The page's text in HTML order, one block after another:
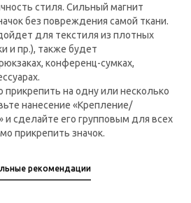
стиля. Сильный магнит
без повреждения самой ткани.
для текстиля из плотных
и пр.), также будет
конференц-сумках,
прикрепить на одну или несколько
нанесение «Крепление/
сделайте его групповым для всех
прикрепить значок.
рекомендации